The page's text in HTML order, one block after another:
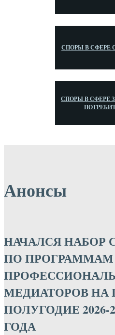
СПОРЫ В СФЕРЕ
СПОРЫ В СФЕРЕ
Анонсы
НАЧАЛСЯ НАБОР
ПО
МЕДИАТОРОВ НА
ПОЛУГОДИЕ
ГОДА